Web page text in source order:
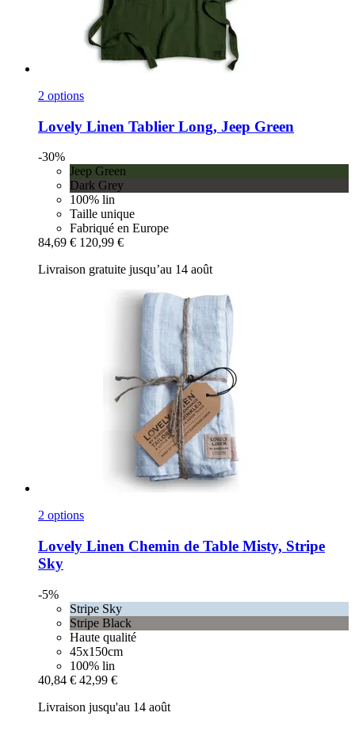
2 options
Lovely Linen Tablier Long, Jeep Green
-30%
Jeep Green
Dark Grey
100% lin
Taille unique
Fabriqué en Europe
84,69 € 120,99 €
Livraison gratuite jusqu’au 14 août
2 options
Lovely Linen Chemin de Table Misty, Stripe
Sky
-5%
Stripe Sky
Stripe Black
Haute qualité
45x150cm
100% lin
40,84 € 42,99 €
Livraison jusqu'au 14 août